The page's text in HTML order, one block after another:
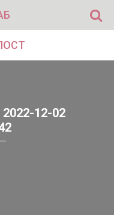
2022-12-02